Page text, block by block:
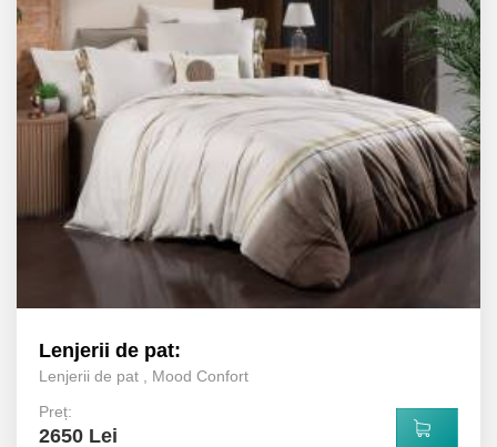
Lenjerii de pat:
Lenjerii de pat , Mood Confort
Preț:
2650 Lei